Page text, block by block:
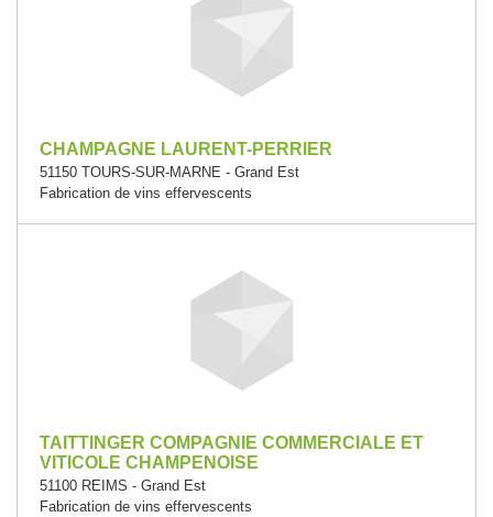
CHAMPAGNE LAURENT-PERRIER
51150 TOURS-SUR-MARNE - Grand Est
Fabrication de vins effervescents
TAITTINGER COMPAGNIE COMMERCIALE ET
VITICOLE CHAMPENOISE
51100 REIMS - Grand Est
Fabrication de vins effervescents